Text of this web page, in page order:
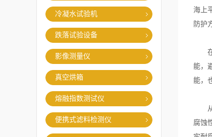
冷凝水试验机
跌落试验设备
影像测量仪
真空烘箱
熔融指数测试仪
便携式滤料检测仪
海上
防护
在
能，
能，
从
腐蚀